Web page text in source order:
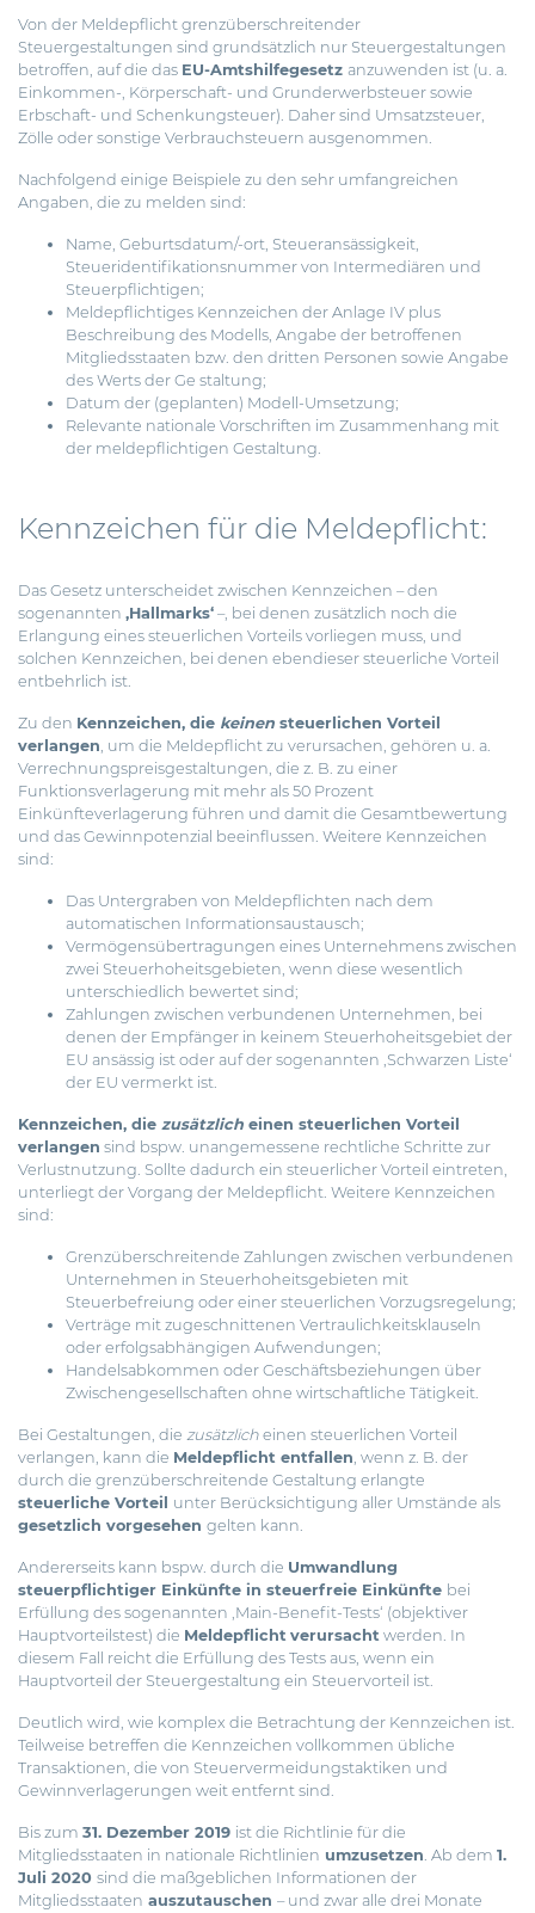
Von der Meldepflicht grenzüberschreitender
Steuergestaltungen sind grundsätzlich nur Steuergestaltungen
betroffen, auf die das EU-Amtshilfegesetz anzuwenden ist (u. a.
Einkommen-, Körperschaft- und Grunderwerbsteuer sowie
Erbschaft- und Schenkungsteuer). Daher sind Umsatzsteuer,
Zölle oder sonstige Verbrauchsteuern ausgenommen.
Nachfolgend einige Beispiele zu den sehr umfangreichen
Angaben, die zu melden sind:
Name, Geburtsdatum/-ort, Steueransässigkeit,
Steueridentifikationsnummer von Intermediären und
Steuerpflichtigen;
Meldepflichtiges Kennzeichen der Anlage IV plus
Beschreibung des Modells, Angabe der betroffenen
Mitgliedsstaaten bzw. den dritten Personen sowie Angabe
des Werts der Ge staltung;
Datum der (geplanten) Modell-Umsetzung;
Relevante nationale Vorschriften im Zusammenhang mit
der meldepflichtigen Gestaltung.
Kennzeichen für die Meldepflicht:
Das Gesetz unterscheidet zwischen Kennzeichen – den
sogenannten ‚Hallmarks‘ –, bei denen zusätzlich noch die
Erlangung eines steuerlichen Vorteils vorliegen muss, und
solchen Kennzeichen, bei denen ebendieser steuerliche Vorteil
entbehrlich ist.
Zu den Kennzeichen, die keinen steuerlichen Vorteil
verlangen, um die Meldepflicht zu verursachen, gehören u. a.
Verrechnungspreisgestaltungen, die z. B. zu einer
Funktionsverlagerung mit mehr als 50 Prozent
Einkünfteverlagerung führen und damit die Gesamtbewertung
und das Gewinnpotenzial beeinflussen. Weitere Kennzeichen
sind:
Das Untergraben von Meldepflichten nach dem
automatischen Informationsaustausch;
Vermögensübertragungen eines Unternehmens zwischen
zwei Steuerhoheitsgebieten, wenn diese wesentlich
unterschiedlich bewertet sind;
Zahlungen zwischen verbundenen Unternehmen, bei
denen der Empfänger in keinem Steuerhoheitsgebiet der
EU ansässig ist oder auf der sogenannten ‚Schwarzen Liste‘
der EU vermerkt ist.
Kennzeichen, die zusätzlich einen steuerlichen Vorteil
verlangen sind bspw. unangemessene rechtliche Schritte zur
Verlustnutzung. Sollte dadurch ein steuerlicher Vorteil eintreten,
unterliegt der Vorgang der Meldepflicht. Weitere Kennzeichen
sind:
Grenzüberschreitende Zahlungen zwischen verbundenen
Unternehmen in Steuerhoheitsgebieten mit
Steuerbefreiung oder einer steuerlichen Vorzugsregelung;
Verträge mit zugeschnittenen Vertraulichkeitsklauseln
oder erfolgsabhängigen Aufwendungen;
Handelsabkommen oder Geschäftsbeziehungen über
Zwischengesellschaften ohne wirtschaftliche Tätigkeit.
Bei Gestaltungen, die zusätzlich einen steuerlichen Vorteil
verlangen, kann die Meldepflicht entfallen, wenn z. B. der
durch die grenzüberschreitende Gestaltung erlangte
steuerliche Vorteil unter Berücksichtigung aller Umstände als
gesetzlich vorgesehen gelten kann.
Andererseits kann bspw. durch die Umwandlung
steuerpflichtiger Einkünfte in steuerfreie Einkünfte bei
Erfüllung des sogenannten ‚Main-Benefit-Tests‘ (objektiver
Hauptvorteilstest) die Meldepflicht verursacht werden. In
diesem Fall reicht die Erfüllung des Tests aus, wenn ein
Hauptvorteil der Steuergestaltung ein Steuervorteil ist.
Deutlich wird, wie komplex die Betrachtung der Kennzeichen ist.
Teilweise betreffen die Kennzeichen vollkommen übliche
Transaktionen, die von Steuervermeidungstaktiken und
Gewinnverlagerungen weit entfernt sind.
Bis zum 31. Dezember 2019 ist die Richtlinie für die
Mitgliedsstaaten in nationale Richtlinien umzusetzen. Ab dem 1.
Juli 2020 sind die maßgeblichen Informationen der
Mitgliedsstaaten auszutauschen – und zwar alle drei Monate